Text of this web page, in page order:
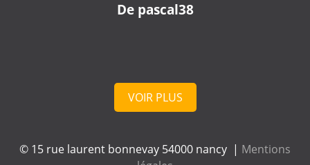
De Marine
VOIR PLUS
© 15 rue laurent bonnevay 54000 nancy | Mentions